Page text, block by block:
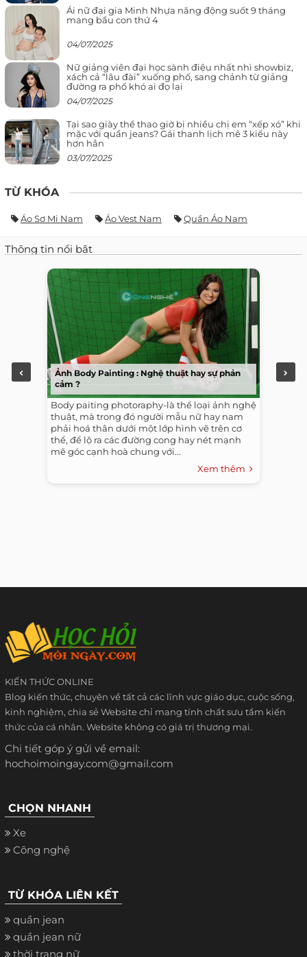
Ái nữ đại gia Minh Nhựa năng động suốt 9 tháng
mang bầu con thứ 4
04/07/2025
Nữ giảng viên đại học sành điệu nhất nhì showbiz,
xách cả “lâu đài” xuống phố, sang chảnh từ giảng
đường ra phố khó ai đọ lại
04/07/2025
Tại sao giày thể thao giờ bị nhiều chị em “xếp xó” khi
mặc với quần jeans? Gái thanh lịch mê 3 kiểu này
hơn hẳn
03/07/2025
TỪ KHÓA
Áo Sơ Mi Nam Áo Vest Nam Quần Áo Nam
Thông tin nổi bật
Ảnh Body Painting : Nghệ thuật hay sự phản
cảm ?
Body paiting photoraphy-là thể loại ảnh nghệ
thuật, mà trong đó người mẫu nữ hay nam
phải hoá thân dưới một lớp hình vẽ trên cơ
thể, để lộ ra các đường cong hay nét mạnh
mẽ góc cạnh hoà chung với...
Xem thêm
KIẾN THỨC ONLINE
Blog kiến thức, chuyên về tất cả các lĩnh vực giáo dục, cuộc sống,
kinh nghiệm, chia sẻ Website chỉ mang tính chất sưu tầm kiến
thức của cá nhân. Website không có giá trị thương mại.
Chi tiết góp ý gửi về email:
hochoimoingay.com@gmail.com
CHỌN NHANH
Xe
Công nghệ
TỪ KHÓA LIÊN KẾT
quần jean
quần jean nữ
thời trang nữ